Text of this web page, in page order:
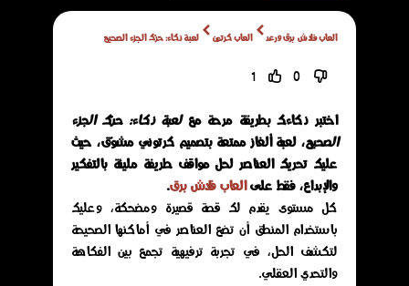
العاب فلاش برق ورعد العاب كرتون لعبة ذكاء: حرّك الجزء الصحيح
0
1
اختبر ذكاءك بطريقة مرحة معلعبة ذكاء: حرّك الجزء
الصحيح، لعبة ألغاز ممتعة بتصميم كرتوني مشوّق، حيث
عليك تحريك العناصر لحل مواقف طريفة مليئة بالتفكير
والإبداع، فقط علىالعاب فلاش برق.
كل مستوى يقدم لك قصة قصيرة ومضحكة، وعليك
باستخدام المنطق أن تضع العناصر في أماكنها الصحيحة
لتكشف الحل، في تجربة ترفيهية تجمع بين الفكاهة
والتحدي العقلي.